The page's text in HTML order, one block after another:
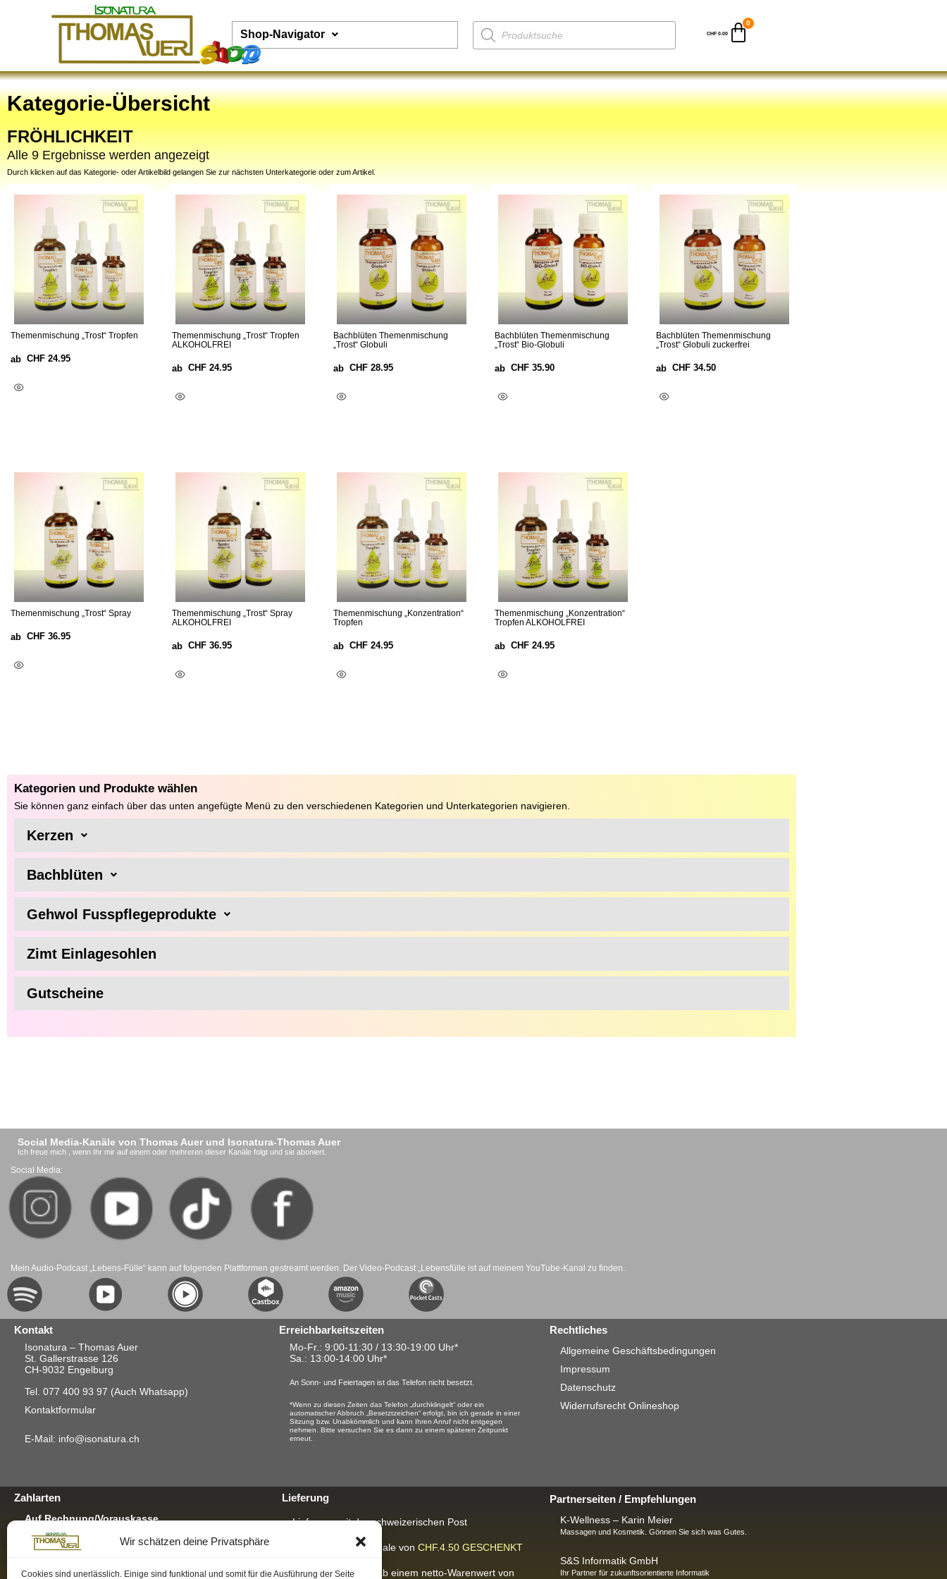
Wir schätzen deine Privatsphäre
Cookies sind unerlässlich. Einige sind funktional und somit für die Ausführung der Seite
Shop-Navigator CHF0.00
Kategorie-Übersicht
FRÖHLICHKEIT
Alle 9 Ergebnisse werden angezeigt
Durch klicken auf das Kategorie- oder Artikelbild gelangen Sie zur nächsten Unterkategorie oder zum Artikel.
Themenmischung „Trost“ Tropfen
ab CHF 24.95
Themenmischung „Trost“ Tropfen
ALKOHOLFREI
ab CHF 24.95
Bachblüten Themenmischung
„Trost“ Globuli
ab CHF 28.95
Bachblüten Themenmischung
„Trost“ Bio-Globuli
ab CHF 35.90
Bachblüten Themenmischung
„Trost“ Globuli zuckerfrei
ab CHF 34.50
Themenmischung „Trost“ Spray
ab CHF 36.95
Themenmischung „Trost“ Spray
ALKOHOLFREI
ab CHF 36.95
Themenmischung „Konzentration“
Tropfen
ab CHF 24.95
Themenmischung „Konzentration“
Tropfen ALKOHOLFREI
ab CHF 24.95
Kategorien und Produkte wählen
Sie können ganz einfach über das unten angefügte Menü zu den verschiedenen Kategorien und Unterkategorien navigieren.
Kerzen
Bachblüten
Gehwol Fusspflegeprodukte
Zimt Einlagesohlen
Gutscheine
Social Media-Kanäle von Thomas Auer und Isonatura-Thomas Auer
Ich freue mich , wenn Ihr mir auf einem oder mehreren dieser Kanäle folgt und sie aboniert.
Social Media:
Mein Audio-Podcast „Lebens-Fülle“ kann auf folgenden Plattformen gestreamt werden. Der Video-Podcast „Lebensfülle ist auf meinem YouTube-Kanal zu finden.
Kontakt
Isonatura – Thomas Auer
St. Gallerstrasse 126
CH-9032 Engelburg
Tel. 077 400 93 97 (Auch Whatsapp)
Kontaktformular
E-Mail: info@isonatura.ch
Erreichbarkeitszeiten
Mo-Fr.: 9:00-11:30 / 13:30-19:00 Uhr*
Sa. : 13:00-14:00 Uhr*
An Sonn- und Feiertagen ist das Telefon nicht besetzt.
*Wenn zu diesen Zeiten das Telefon „durchklingelt“ oder ein
automatischer Abbruch „Besetztzeichen“ erfolgt, bin ich gerade in einer
Sitzung bzw. Unabkömmlich und kann Ihren Anruf nicht entgegen
nehmen. Bitte versuchen Sie es dann zu einem späteren Zeitpunkt
erneut.
Rechtliches
Allgemeine Geschäftsbedingungen
Impressum
Datenschutz
Widerrufsrecht Onlineshop
Zahlarten
Auf Rechnung/Vorauskasse
Postschalter-Zahlung.
Für mehr Infos hier klicken
Per TWINT
Lieferung
Lieferung mit der schweizerischen Post
Verpackungspauschale von CHF.4.50 GESCHENKT
GRATIS-Lieferung
ab einem netto-Warenwert von
Partnerseiten / Empfehlungen
K-Wellness – Karin Meier
Massagen und Kosmetik. Gönnen Sie sich was Gutes.
S&S Informatik GmbH
Ihr Partner für zukunftsorientierte Informatik